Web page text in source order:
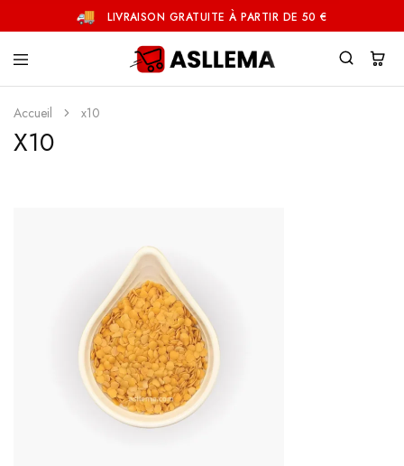
LIVRAISON GRATUITE À PARTIR DE 50 €
Accueil x10
X10